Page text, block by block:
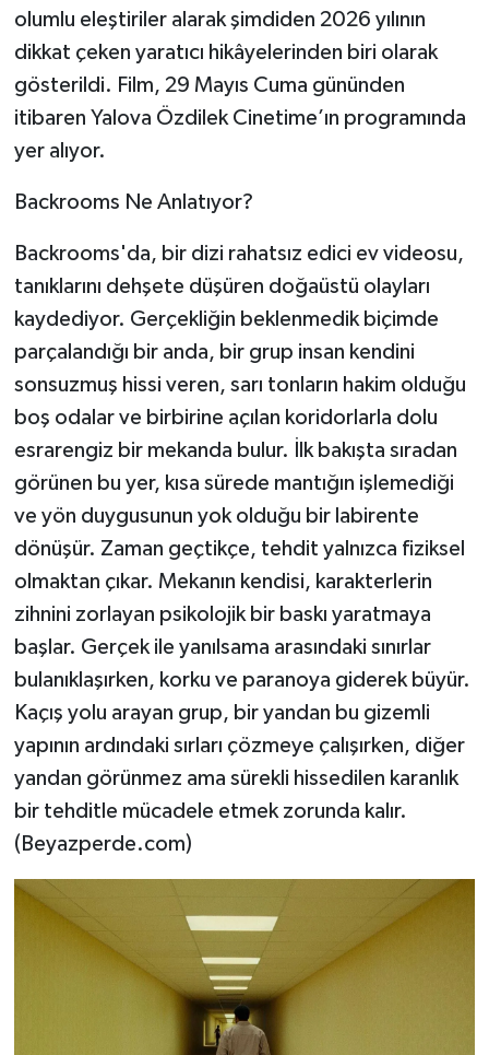
olumlu eleştiriler alarak şimdiden 2026 yılının
dikkat çeken yaratıcı hikâyelerinden biri olarak
gösterildi. Film, 29 Mayıs Cuma gününden
itibaren Yalova Özdilek Cinetime’ın programında
yer alıyor.
Backrooms Ne Anlatıyor?
Backrooms'da, bir dizi rahatsız edici ev videosu,
tanıklarını dehşete düşüren doğaüstü olayları
kaydediyor. Gerçekliğin beklenmedik biçimde
parçalandığı bir anda, bir grup insan kendini
sonsuzmuş hissi veren, sarı tonların hakim olduğu
boş odalar ve birbirine açılan koridorlarla dolu
esrarengiz bir mekanda bulur. İlk bakışta sıradan
görünen bu yer, kısa sürede mantığın işlemediği
ve yön duygusunun yok olduğu bir labirente
dönüşür. Zaman geçtikçe, tehdit yalnızca fiziksel
olmaktan çıkar. Mekanın kendisi, karakterlerin
zihnini zorlayan psikolojik bir baskı yaratmaya
başlar. Gerçek ile yanılsama arasındaki sınırlar
bulanıklaşırken, korku ve paranoya giderek büyür.
Kaçış yolu arayan grup, bir yandan bu gizemli
yapının ardındaki sırları çözmeye çalışırken, diğer
yandan görünmez ama sürekli hissedilen karanlık
bir tehditle mücadele etmek zorunda kalır.
(Beyazperde.com)